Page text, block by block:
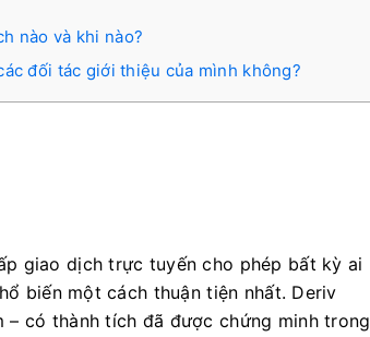
nào và khi nào?
đối tác giới thiệu của mình không?
giao dịch trực tuyến cho phép bất kỳ ai
biến một cách thuận tiện nhất. Deriv
– có thành tích đã được chứng minh trong